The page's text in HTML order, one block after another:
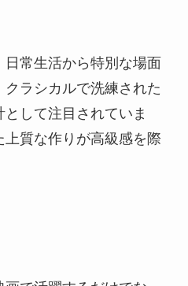
日常生活から特別な場面
クラシカルで洗練された
して注目されていま
質な作りが高級感を際